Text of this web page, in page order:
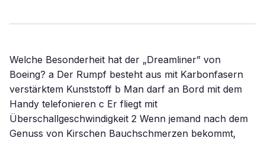
Welche Besonderheit hat der „Dreamliner” von
Boeing? a Der Rumpf besteht aus mit Karbonfasern
verstärktem Kunststoff b Man darf an Bord mit dem
Handy telefonieren c Er fliegt mit
Überschallgeschwindigkeit 2 Wenn jemand nach dem
Genuss von Kirschen Bauchschmerzen bekommt,